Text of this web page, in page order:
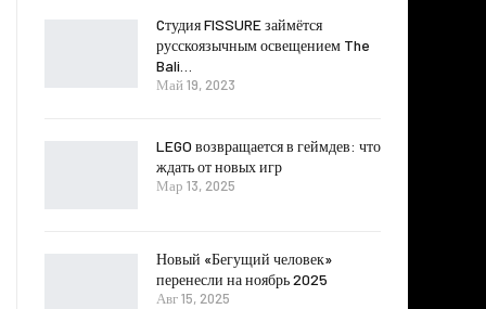
Cтудия FISSURE займётся
русскоязычным освещением The
Bali…
Май 19, 2023
LEGO возвращается в геймдев: что
ждать от новых игр
Мар 13, 2025
Новый «Бегущий человек»
перенесли на ноябрь 2025
Авг 15, 2025